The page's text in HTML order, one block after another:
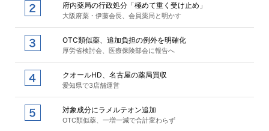
府内薬局の行政処分「極めて重く受け止め」
大阪府薬・伊藤会長、会員薬局と明かす
OTC類似薬、追加負担の例外を明確化
厚労省検討会、医療保険部会に報告へ
クオールHD、名古屋の薬局買収
愛知県で3店舗運営
対象成分にラメルテオン追加
OTC類似薬、一増一減で合計変わらず